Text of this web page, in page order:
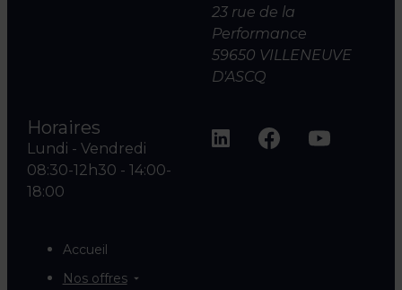
23 rue de la
Performance
59650 VILLENEUVE
D'ASCQ
Horaires
Lundi - Vendredi
08:30-12h30 - 14:00-
18:00
Accueil
Nos offres